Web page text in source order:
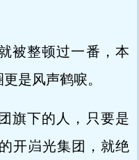
被整顿过一番，本
是风声鹤唳。
旗下的人，只要是
开岿光集团，就绝